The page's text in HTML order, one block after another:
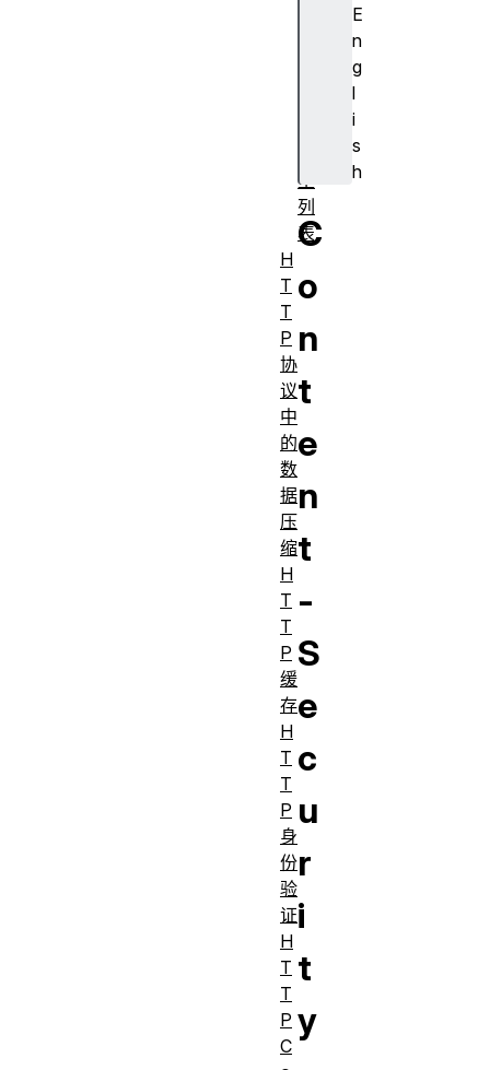
E
n
g
l
i
s
h
C
o
n
t
e
n
t
-
S
e
c
u
r
i
t
y
型
列
表
H
T
T
P
协
议
中
的
数
据
压
缩
H
T
T
P
缓
存
H
T
T
P
身
份
验
证
H
T
T
P
C